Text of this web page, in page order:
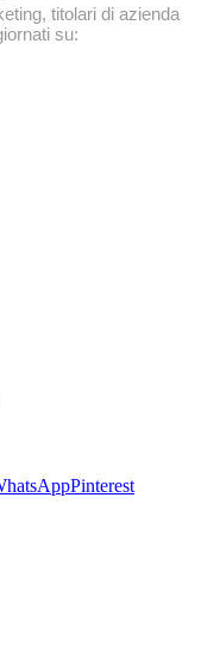
titolari di azienda
su:
Pinterest